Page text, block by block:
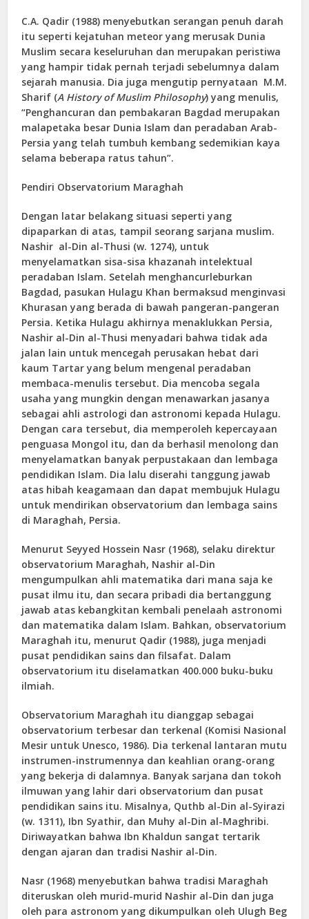
C.A. Qadir (1988) menyebutkan serangan penuh darah
itu seperti kejatuhan meteor yang merusak Dunia
Muslim secara keseluruhan dan merupakan peristiwa
yang hampir tidak pernah terjadi sebelumnya dalam
sejarah manusia. Dia juga mengutip pernyataan M.M.
Sharif (A History of Muslim Philosophy) yang menulis,
“Penghancuran dan pembakaran Bagdad merupakan
malapetaka besar Dunia Islam dan peradaban Arab-
Persia yang telah tumbuh kembang sedemikian kaya
selama beberapa ratus tahun”.
Pendiri Observatorium Maraghah
Dengan latar belakang situasi seperti yang
dipaparkan di atas, tampil seorang sarjana muslim.
Nashir al-Din al-Thusi (w. 1274), untuk
menyelamatkan sisa-sisa khazanah intelektual
peradaban Islam. Setelah menghancurleburkan
Bagdad, pasukan Hulagu Khan bermaksud menginvasi
Khurasan yang berada di bawah pangeran-pangeran
Persia. Ketika Hulagu akhirnya menaklukkan Persia,
Nashir al-Din al-Thusi menyadari bahwa tidak ada
jalan lain untuk mencegah perusakan hebat dari
kaum Tartar yang belum mengenal peradaban
membaca-menulis tersebut. Dia mencoba segala
usaha yang mungkin dengan menawarkan jasanya
sebagai ahli astrologi dan astronomi kepada Hulagu.
Dengan cara tersebut, dia memperoleh kepercayaan
penguasa Mongol itu, dan da berhasil menolong dan
menyelamatkan banyak perpustakaan dan lembaga
pendidikan Islam. Dia lalu diserahi tanggung jawab
atas hibah keagamaan dan dapat membujuk Hulagu
untuk mendirikan observatorium dan lembaga sains
di Maraghah, Persia.
Menurut Seyyed Hossein Nasr (1968), selaku direktur
observatorium Maraghah, Nashir al-Din
mengumpulkan ahli matematika dari mana saja ke
pusat ilmu itu, dan secara pribadi dia bertanggung
jawab atas kebangkitan kembali penelaah astronomi
dan matematika dalam Islam. Bahkan, observatorium
Maraghah itu, menurut Qadir (1988), juga menjadi
pusat pendidikan sains dan filsafat. Dalam
observatorium itu diselamatkan 400.000 buku-buku
ilmiah.
Observatorium Maraghah itu dianggap sebagai
observatorium terbesar dan terkenal (Komisi Nasional
Mesir untuk Unesco, 1986). Dia terkenal lantaran mutu
instrumen-instrumennya dan keahlian orang-orang
yang bekerja di dalamnya. Banyak sarjana dan tokoh
ilmuwan yang lahir dari observatorium dan pusat
pendidikan sains itu. Misalnya, Quthb al-Din al-Syirazi
(w. 1311), Ibn Syathir, dan Muhy al-Din al-Maghribi.
Diriwayatkan bahwa Ibn Khaldun sangat tertarik
dengan ajaran dan tradisi Nashir al-Din.
Nasr (1968) menyebutkan bahwa tradisi Maraghah
diteruskan oleh murid-murid Nashir al-Din dan juga
oleh para astronom yang dikumpulkan oleh Ulugh Beg